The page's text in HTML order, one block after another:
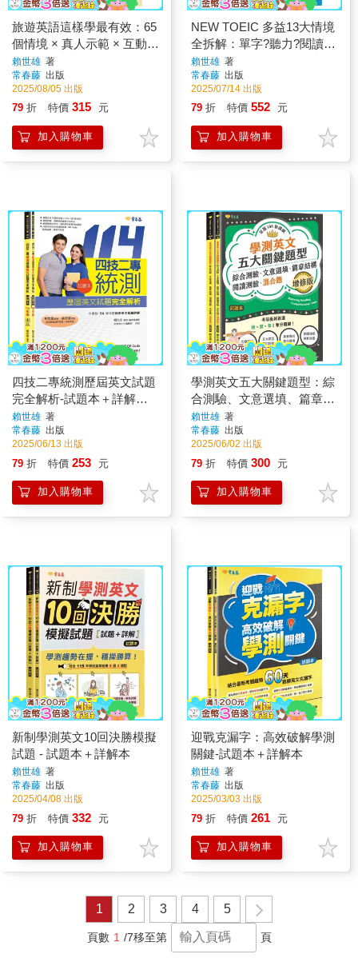
旅遊英語這樣學最有效：65
個情境 × 真人示範 × 互動口
說練習
賴世雄 著
常春藤 出版
2025/08/05 出版
79 折 特價 315 元
加入購物車
NEW TOEIC 多益13大情境
全拆解：單字?聽力?閱讀一
書搞定！ (學習本+解析本
+QR Code音檔)
賴世雄 著
常春藤 出版
2025/07/14 出版
79 折 特價 552 元
加入購物車
四技二專統測歷屆英文試題
完全解析-試題本＋詳解本
＋QR Code線上音檔(114年
版)
賴世雄 著
常春藤 出版
2025/06/13 出版
79 折 特價 253 元
加入購物車
學測英文五大關鍵題型：綜
合測驗、文意選填、篇章結
構、閱讀測驗、混合題(增
修版)-試題本＋詳解本
賴世雄 著
常春藤 出版
2025/06/02 出版
79 折 特價 300 元
加入購物車
新制學測英文10回決勝模擬
試題 - 試題本＋詳解本
賴世雄 著
常春藤 出版
2025/04/08 出版
79 折 特價 332 元
加入購物車
迎戰克漏字：高效破解學測
關鍵-試題本＋詳解本
賴世雄 著
常春藤 出版
2025/03/03 出版
79 折 特價 261 元
加入購物車
1 2 3 4 5
頁數 1 /7移至第 頁